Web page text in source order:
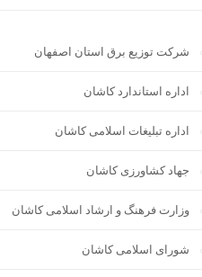
شرکت توزیع برق استان اصفهان
اداره استاندارد كاشان
اداره تبلیغات اسلامی کاشان
جهاد کشاورزی کاشان
وزارت فرهنگ و ارشاد اسلامی کاشان
شورای اسلامی کاشان